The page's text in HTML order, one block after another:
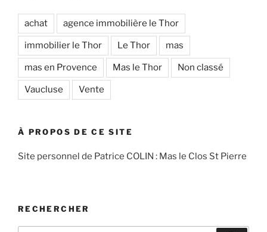
achat agence immobilière le Thor
immobilier le Thor Le Thor mas
mas en Provence Mas le Thor Non classé
Vaucluse Vente
À PROPOS DE CE SITE
Site personnel de Patrice COLIN : Mas le Clos St Pierre
RECHERCHER